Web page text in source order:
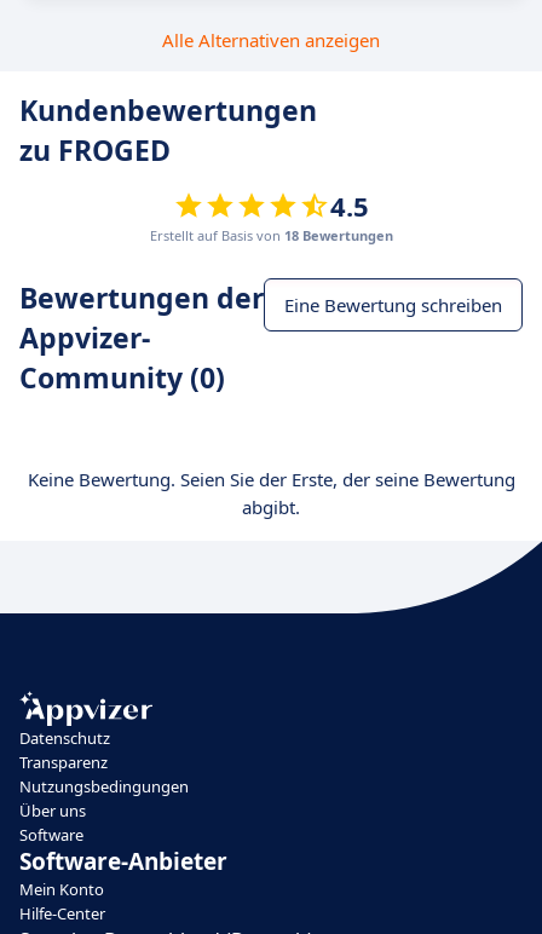
Alle Alternativen anzeigen
Kundenbewertungen
zu FROGED
4.5
Erstellt auf Basis von 18 Bewertungen
Bewertungen der
Appvizer-
Community (0)
Eine Bewertung schreiben
Keine Bewertung. Seien Sie der Erste, der seine Bewertung
abgibt.
Datenschutz
Transparenz
Nutzungsbedingungen
Über uns
Software
Software-Anbieter
Mein Konto
Hilfe-Center